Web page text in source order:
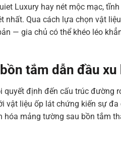
Luxury hay nét mộc mạc,
nhất. Qua cách lựa chọn vật
— gia chủ có thể khéo léo
tắm dẫn đầu
định đến cấu trúc đường
liệu ốp lát chứng kiến sự
mảng tường sau bồn tắm